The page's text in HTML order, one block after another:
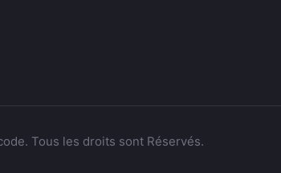
Tous les droits sont Réservés.